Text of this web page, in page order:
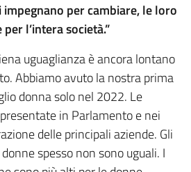
impegnano per cambiare, le loro
l’intera società.”
uguaglianza è ancora lontano
Abbiamo avuto la nostra prima
donna solo nel 2022. Le
in Parlamento e nei
delle principali aziende. Gli
spesso non sono uguali. I